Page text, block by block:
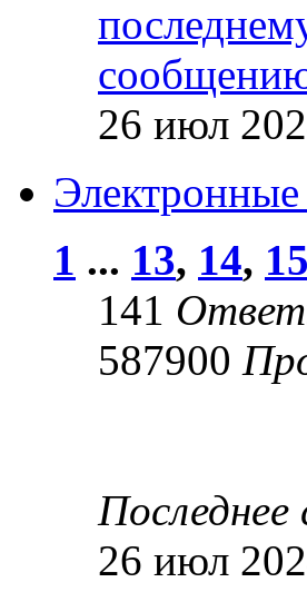
26 июл
1 ... 13, 14, 15
141
587900
26 июл